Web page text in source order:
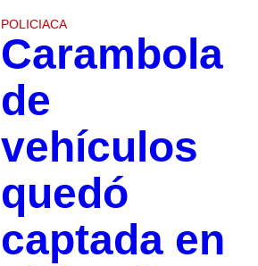
POLICIACA
Carambola
de
vehículos
quedó
captada en